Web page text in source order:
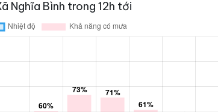
Nghĩa Bình trong 12h tới